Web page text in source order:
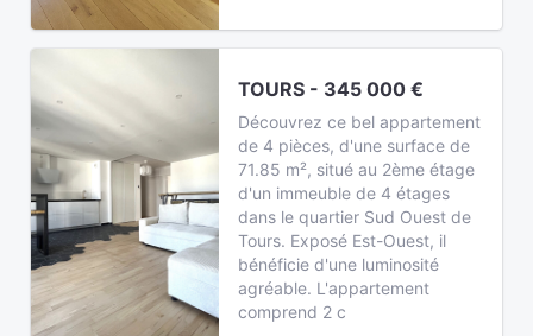
TOURS - 345 000 €
Découvrez ce bel appartement
de 4 pièces, d'une surface de
71.85 m², situé au 2ème étage
d'un immeuble de 4 étages
dans le quartier Sud Ouest de
Tours. Exposé Est-Ouest, il
bénéficie d'une luminosité
agréable. L'appartement
comprend 2 c